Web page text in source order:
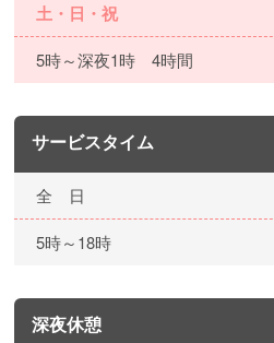
土・日・祝
5時～深夜1時 4時間
サービスタイム
全 日
5時～18時
深夜休憩